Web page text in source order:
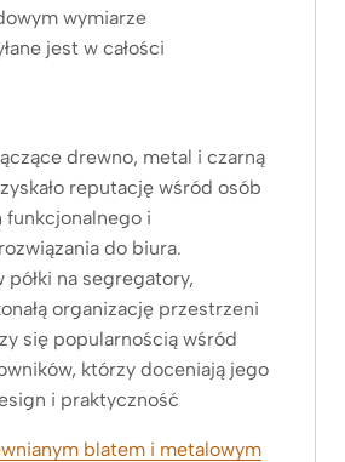
wymiarze
jest w całości
drewno, metal i czarną
reputację wśród osób
funkcjonalnego i
do biura.
półki na segregatory,
organizację przestrzeni
się popularnością wśród
którzy doceniają jego
i praktyczność
blatem i metalowym